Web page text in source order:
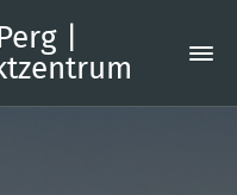
|